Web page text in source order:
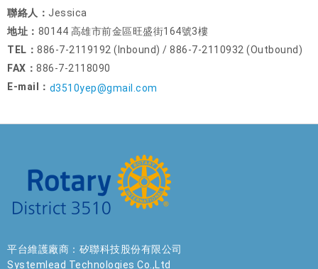
聯絡人： Jessica
地址： 80144 高雄市前金區旺盛街164號3樓
TEL： 886-7-2119192 (Inbound) / 886-7-2110932 (Outbound)
FAX： 886-7-2118090
E-mail： d3510yep@gmail.com
平台維護廠商：矽聯科技股份有限公司
Systemlead Technologies Co.,Ltd